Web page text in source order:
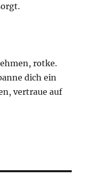
rotke.
dich ein
vertraue auf